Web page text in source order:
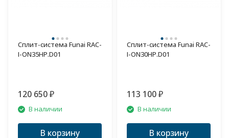
Сплит-система Funai RAC-
I-ON35HP.D01
120 650 ₽
В наличии
В корзину
Сплит-система Funai RAC-
I-ON30HP.D01
113 100 ₽
В наличии
В корзину